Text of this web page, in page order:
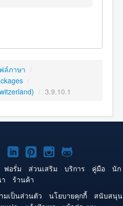
ล์ภาษา /
/
/ 3.9.10.1
Joomla!
Joomla!
บน
LinkedIn
Joomla!
บน
Pinterest
Joomla!
บน
Joomla!
บน
ฟอรั่ม ส่วนเสริม บริการ คู่มือ
นัก
ร้านค้า
มเป็นส่วนตัว นโยบายคุกกี้
สนับสนุน